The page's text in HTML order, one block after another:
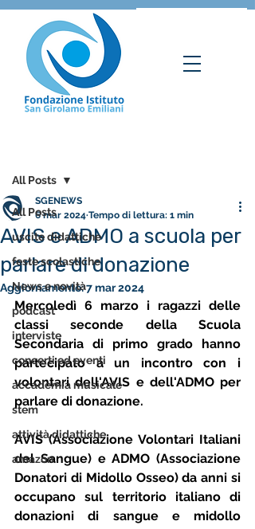
All Posts
uscite didattiche
feste scolastiche
News e novità
podcast
interviste
concerti ed eventi
accademia musicale
stem
attività didattiche
amazon
All Posts
AVIS e ADMO a scuola per
parlare di donazione
SGENEWS
6 mar 2024 Tempo di lettura: 1 min
Aggiornamento:7 mar 2024
Mercoledì 6 marzo i ragazzi delle
classi seconde della Scuola
Secondaria di primo grado hanno
partecipato a un incontro con i
volontari dell'AVIS e dell'ADMO per
parlare di donazione.
AVIS (Associazione Volontari Italiani
del Sangue) e ADMO (Associazione
Donatori di Midollo Osseo) da anni si
occupano sul territorio italiano di
donazioni di sangue e midollo